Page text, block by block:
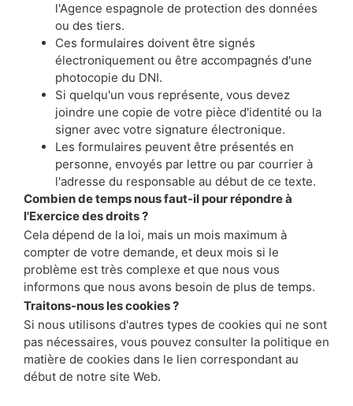
l'Agence espagnole de protection des données
ou des tiers.
Ces formulaires doivent être signés
électroniquement ou être accompagnés d'une
photocopie du DNI.
Si quelqu'un vous représente, vous devez
joindre une copie de votre pièce d'identité ou la
signer avec votre signature électronique.
Les formulaires peuvent être présentés en
personne, envoyés par lettre ou par courrier à
l'adresse du responsable au début de ce texte.
Combien de temps nous faut-il pour répondre à
l'Exercice des droits ?
Cela dépend de la loi, mais un mois maximum à
compter de votre demande, et deux mois si le
problème est très complexe et que nous vous
informons que nous avons besoin de plus de temps.
Traitons-nous les cookies ?
Si nous utilisons d'autres types de cookies qui ne sont
pas nécessaires, vous pouvez consulter la politique en
matière de cookies dans le lien correspondant au
début de notre site Web.